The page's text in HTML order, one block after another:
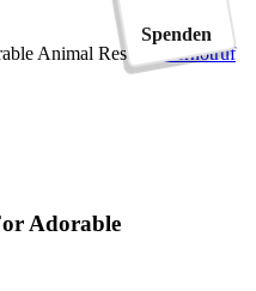
Animal Rescues
Tiernotruf
Adorable
Spenden